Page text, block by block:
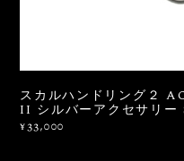
スカルハンドリング
II シルバーアクセサ
¥33,000